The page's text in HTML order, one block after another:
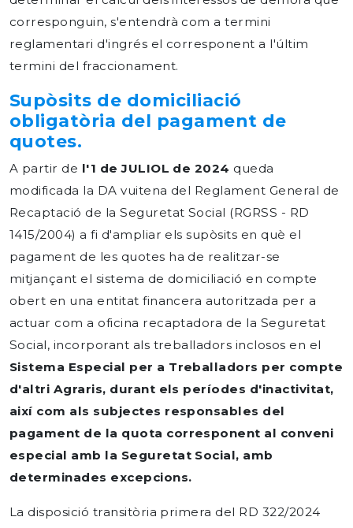
corresponguin, s'entendrà com a termini
reglamentari d'ingrés el corresponent a l'últim
termini del fraccionament.
Supòsits de domiciliació
obligatòria del pagament de
quotes.
A partir de l'1 de JULIOL de 2024 queda
modificada la DA vuitena del Reglament General de
Recaptació de la Seguretat Social (RGRSS - RD
1415/2004) a fi d'ampliar els supòsits en què el
pagament de les quotes ha de realitzar-se
mitjançant el sistema de domiciliació en compte
obert en una entitat financera autoritzada per a
actuar com a oficina recaptadora de la Seguretat
Social, incorporant als treballadors inclosos en el
Sistema Especial per a Treballadors per compte
d'altri Agraris, durant els períodes d'inactivitat,
així com als subjectes responsables del
pagament de la quota corresponent al conveni
especial amb la Seguretat Social, amb
determinades excepcions.
La disposició transitòria primera del RD 322/2024